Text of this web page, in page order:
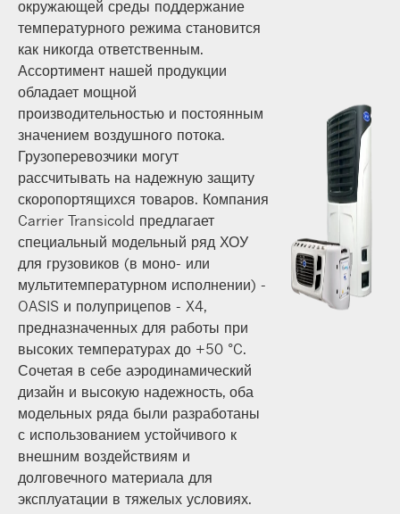
окружающей среды поддержание
температурного режима становится
как никогда ответственным.
Ассортимент нашей продукции
обладает мощной
производительностью и постоянным
значением воздушного потока.
Грузоперевозчики могут
рассчитывать на надежную защиту
скоропортящихся товаров. Компания
Carrier Transicold предлагает
специальный модельный ряд ХОУ
для грузовиков (в моно- или
мультитемпературном исполнении) -
OASIS и полуприцепов - X4,
предназначенных для работы при
высоких температурах до +50 °C.
Сочетая в себе аэродинамический
дизайн и высокую надежность, оба
модельных ряда были разработаны
с использованием устойчивого к
внешним воздействиям и
долговечного материала для
эксплуатации в тяжелых условиях.